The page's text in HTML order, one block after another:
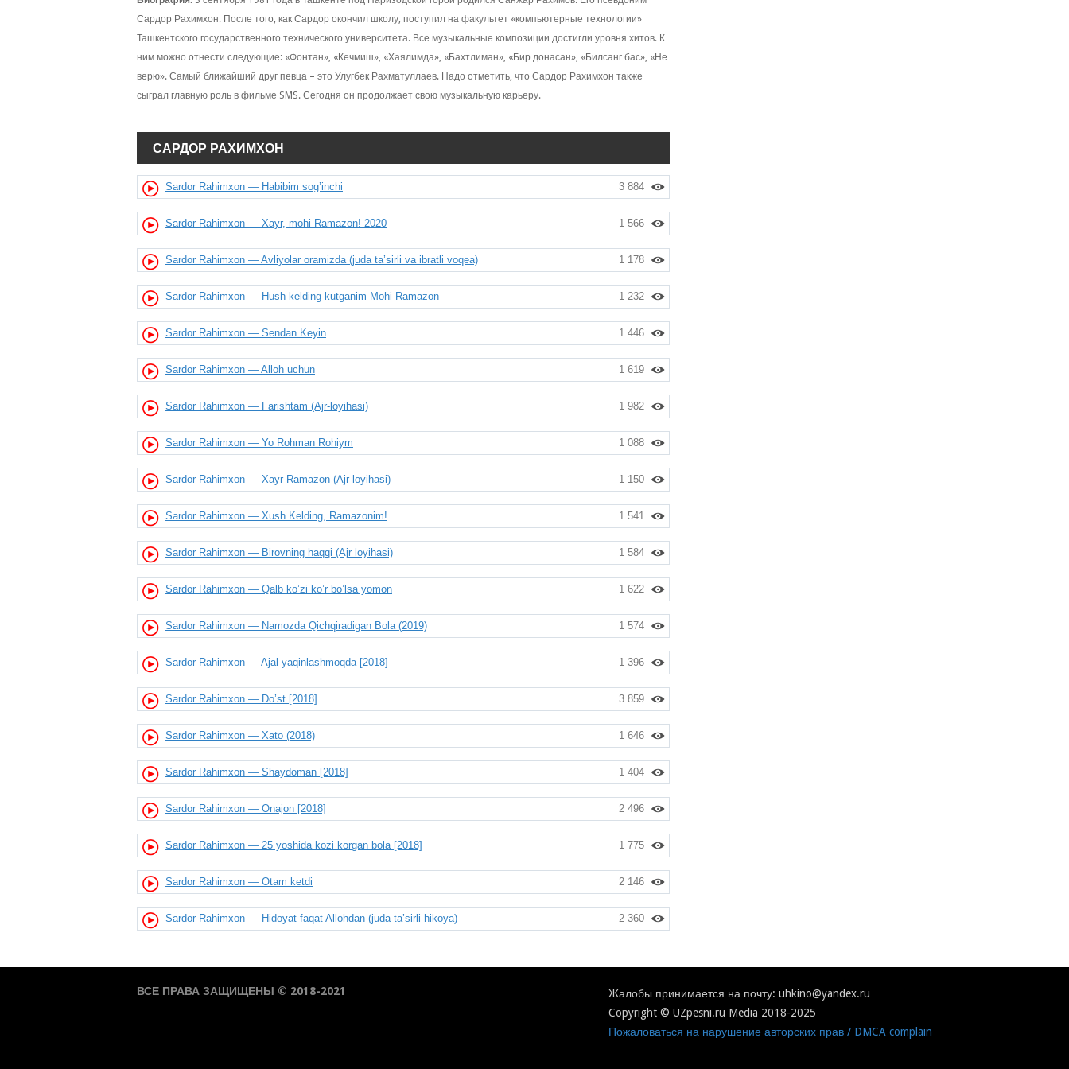
Сардор Рахимхон. После того, как Сардор окончил школу, поступил на факультет «компьютерные технологии»
Ташкентского государственного технического университета. Все музыкальные композиции достигли уровня хитов. К
ним можно отнести следующие: «Фонтан», «Кечмиш», «Хаялимда», «Бахтлиман», «Бир донасан», «Билсанг бас», «Не
верю». Самый ближайший друг певца – это Улугбек Рахматуллаев. Надо отметить, что Сардор Рахимхон также
сыграл главную роль в фильме SMS. Сегодня он продолжает свою музыкальную карьеру.
САРДОР РАХИМХОН
3 884
Sardor Rahimxon — Habibim sog’inchi
1 566
Sardor Rahimxon — Xayr, mohi Ramazon! 2020
1 178
Sardor Rahimxon — Avliyolar oramizda (juda ta’sirli va ibratli voqea)
1 232
Sardor Rahimxon — Hush kelding kutganim Mohi Ramazon
1 446
Sardor Rahimxon — Sendan Keyin
1 619
Sardor Rahimxon — Alloh uchun
1 982
Sardor Rahimxon — Farishtam (Ajr-loyihasi)
1 088
Sardor Rahimxon — Yo Rohman Rohiym
1 150
Sardor Rahimxon — Xayr Ramazon (Ajr loyihasi)
1 541
Sardor Rahimxon — Xush Kelding, Ramazonim!
1 584
Sardor Rahimxon — Birovning haqqi (Ajr loyihasi)
1 622
Sardor Rahimxon — Qalb ko’zi ko’r bo’lsa yomon
1 574
Sardor Rahimxon — Namozda Qichqiradigan Bola (2019)
1 396
Sardor Rahimxon — Ajal yaqinlashmoqda [2018]
3 859
Sardor Rahimxon — Do’st [2018]
1 646
Sardor Rahimxon — Xato (2018)
1 404
Sardor Rahimxon — Shaydoman [2018]
2 496
Sardor Rahimxon — Onajon [2018]
1 775
Sardor Rahimxon — 25 yoshida kozi korgan bola [2018]
2 146
Sardor Rahimxon — Otam ketdi
2 360
Sardor Rahimxon — Hidoyat faqat Allohdan (juda ta’sirli hikoya)
ВСЕ ПРАВА ЗАЩИЩЕНЫ © 2018-2021
Жалобы принимается на почту: uhkino@yandex.ru
Copyright © UZpesni.ru Media 2018-2025
Пожаловаться на нарушение авторских прав / DMCA complain